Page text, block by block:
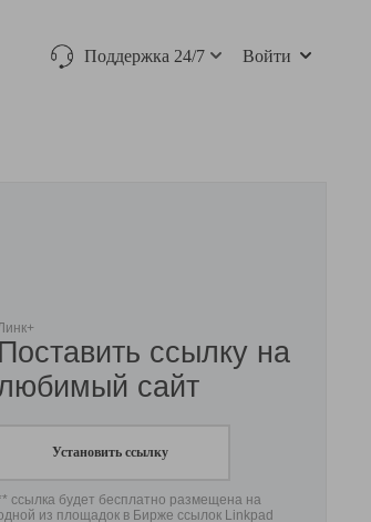
Поддержка 24/7 Войти
Поставить ссылку на
сайт
Установить ссылку
ссылка будет бесплатно размещена на
из площадок в Бирже ссылок Linkpad